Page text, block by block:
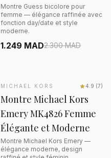
Montre Guess bicolore pour
femme — élégance raffinée avec
fonction day/date et style
moderne.
1.249 MAD2.300MAD
SALE −44%
AJOUTER AU PANIER
MICHAEL KORS 4.9 (7)
Montre Michael Kors
Emery MK4826 Femme
Élégante et Moderne
Montre Michael Kors Emery —
élégance moderne, design